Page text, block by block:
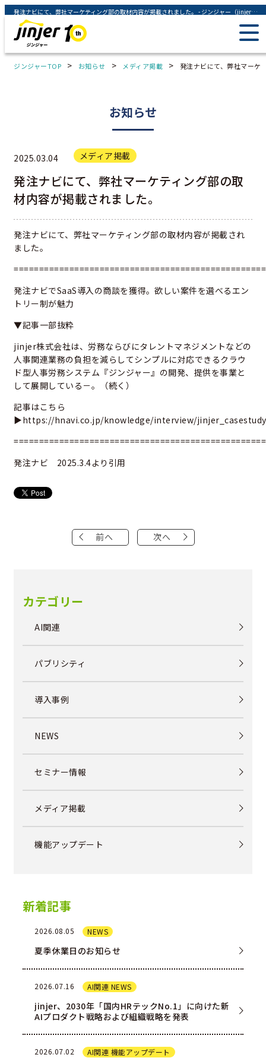
発注ナビにて、弊社マーケティング部の取材内容が掲載されました。 - ジンジャー（jinjer）｜統合型人事システム
ジンジャーTOP > お知らせ > メディア掲載 > 発注ナビにて、弊社マーケ
お知らせ
2025.03.04 メディア掲載
発注ナビにて、弊社マーケティング部の取
材内容が掲載されました。
発注ナビにて、弊社マーケティング部の取材内容が掲載され
ました。
発注ナビでSaaS導入の商談を獲得。欲しい案件を選べるエン
トリー制が魅力
▼記事一部抜粋
jinjer株式会社は、労務ならびにタレントマネジメントなどの
人事関連業務の負担を減らしてシンプルに対応できるクラウ
ド型人事労務システム『ジンジャー』の開発、提供を事業と
して展開している－。（続く）
記事はこちら
▶https://hnavi.co.jp/knowledge/interview/
発注ナビ 2025.3.4より引用
前へ 次へ
カテゴリー
AI関連
パブリシティ
導入事例
NEWS
セミナー情報
メディア掲載
機能アップデート
新着記事
2026.08.05 NEWS
夏季休業日のお知らせ
2026.07.16 AI関連 NEWS
jinjer、2030年「国内HRテックNo.1」に向けた新
AIプロダクト戦略および組織戦略を発表
2026.07.02 AI関連 機能アップデート